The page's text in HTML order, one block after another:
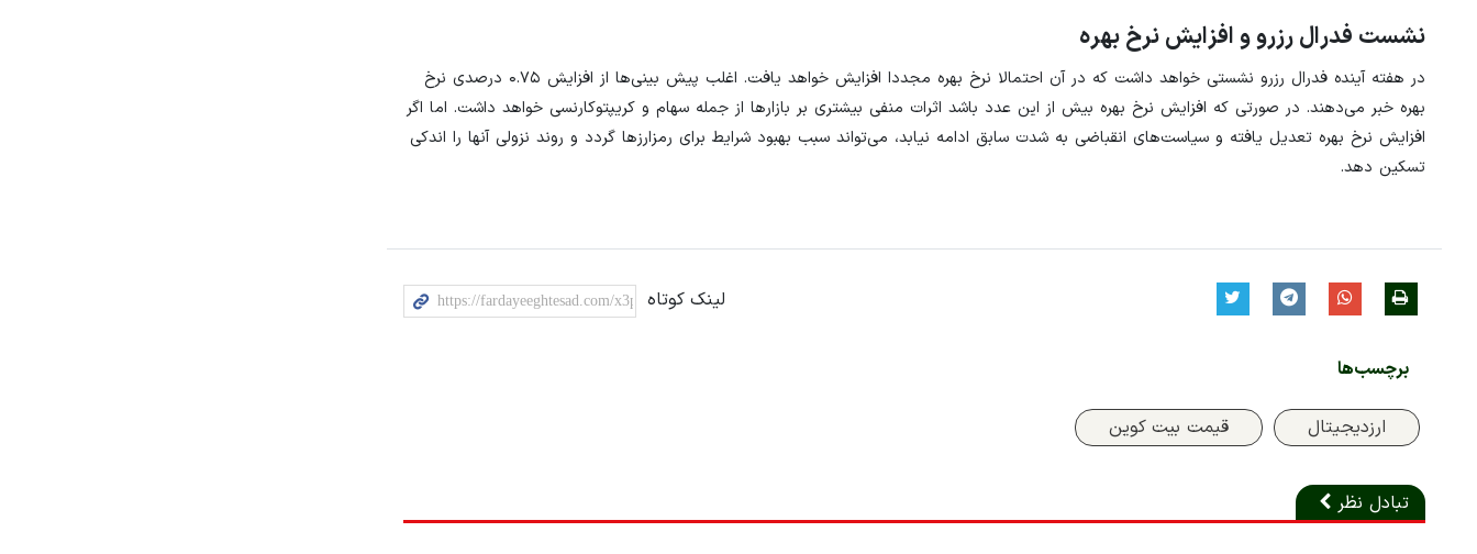
نشست فدرال رزرو و افزایش نرخ بهره
در هفته آینده فدرال رزرو نشستی خواهد داشت که در آن احتمالا نرخ بهره مجددا افزایش خواهد یافت. اغلب پیش بینی‌ها از افزایش ۰.۷۵ درصدی نرخ
بهره خبر می‌دهند. در صورتی که افزایش نرخ بهره بیش از این عدد باشد اثرات منفی بیشتری بر بازارها از جمله سهام و کریپتوکارنسی خواهد داشت. اما اگر
افزایش نرخ بهره تعدیل یافته و سیاست‌های انقباضی به شدت سابق ادامه نیابد، می‌تواند سبب بهبود شرایط برای رمزارزها گردد و روند نزولی آنها را اندکی
تسکین دهد.
لینک کوتاه
برچسب‌ها
ارزدیجیتال قیمت بیت کوین
تبادل نظر